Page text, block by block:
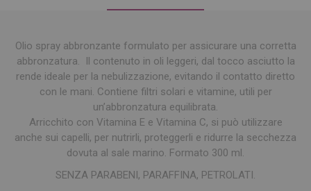
Olio spray abbronzante formulato per assicurare una corretta
abbronzatura. Il contenuto in oli leggeri, dal tocco asciutto la
rende ideale per la nebulizzazione, evitando il contatto diretto
con le mani. Contiene filtri solari e vitamine, utili per
un’abbronzatura equilibrata.
Arricchito con Vitamina E e Vitamina C, si può utilizzare
anche sui capelli, per nutrirli, proteggerli e ridurre la secchezza
dovuta al sale marino. Formato 300 ml.
SENZA PARABENI, PARAFFINA, PETROLATI.